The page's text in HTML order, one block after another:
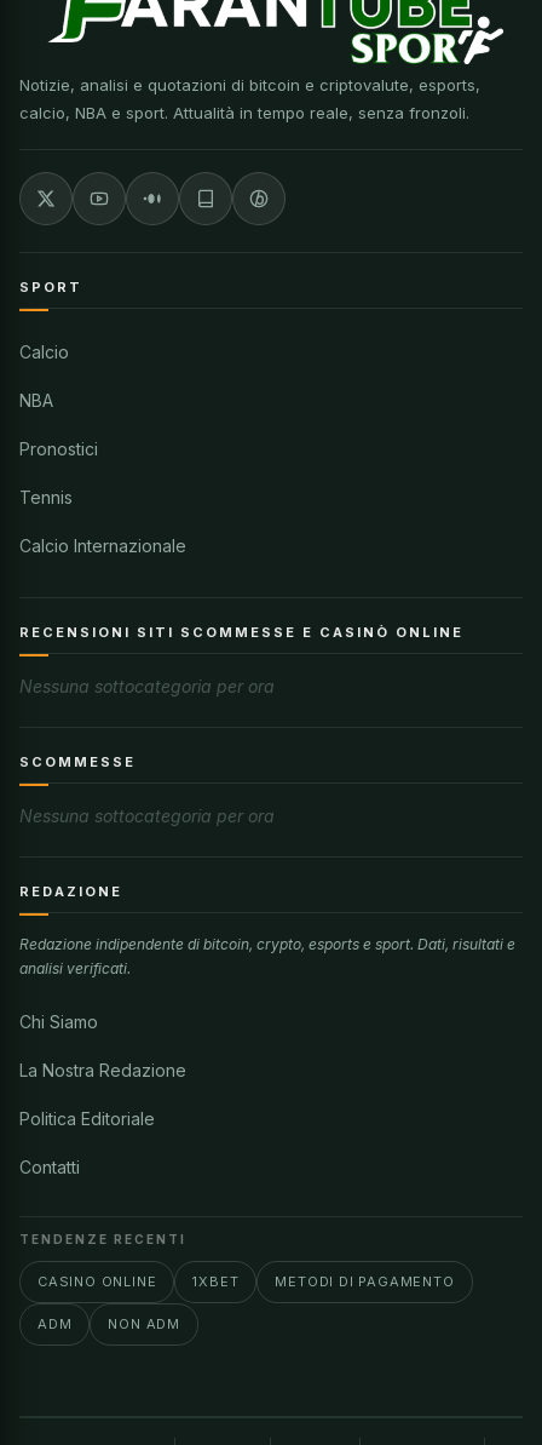
Notizie, analisi e quotazioni di bitcoin e criptovalute, esports,
calcio, NBA e sport. Attualità in tempo reale, senza fronzoli.
SPORT
Calcio
NBA
Pronostici
Tennis
Calcio Internazionale
RECENSIONI SITI SCOMMESSE E CASINÒ ONLINE
Nessuna sottocategoria per ora
SCOMMESSE
Nessuna sottocategoria per ora
REDAZIONE
Redazione indipendente di bitcoin, crypto, esports e sport. Dati, risultati e
analisi verificati.
Chi Siamo
La Nostra Redazione
Politica Editoriale
Contatti
TENDENZE RECENTI
CASINO ONLINE 1XBET METODI DI PAGAMENTO
ADM NON ADM